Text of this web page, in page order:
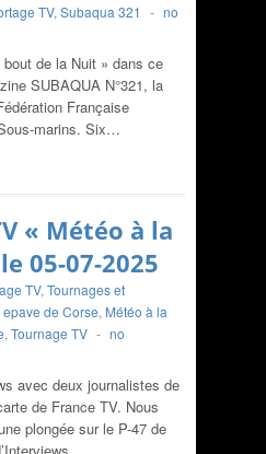
TV, Subaqua 321 - no
de la Nuit » dans ce
SUBAQUA N°321, la
Française
marins. Six…
« Météo à la
05-07-2025
TV, Tournages et
epave de Corse, Météo à la
, Tournage TV - no
avec deux journalistes de
de France TV. Nous
plongée sur le P-47 de